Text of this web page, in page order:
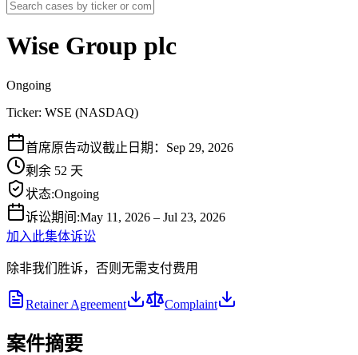
Wise Group plc
Ongoing
Ticker: WSE (NASDAQ)
首席原告动议截止日期：Sep 29, 2026
剩余 52 天
状态:Ongoing
诉讼期间 :May 11, 2026 – Jul 23, 2026
加入此集体诉讼
除非我们胜诉，否则无需支付费用
Retainer Agreement Complaint
案件摘要